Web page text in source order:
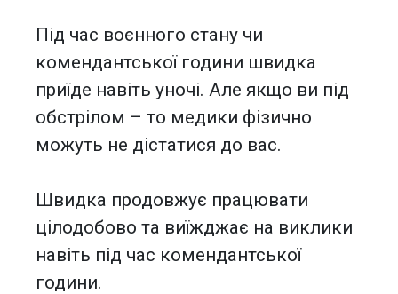
Під час воєнного стану чи
комендантської години швидка
приїде навіть уночі. Але якщо ви під
обстрілом – то медики фізично
можуть не дістатися до вас.
Швидка продовжує працювати
цілодобово та виїжджає на виклики
навіть під час комендантської
години.